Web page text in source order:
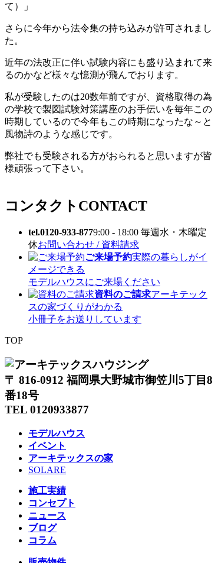
て）」
さらに今年から法令集の持ち込みが許可されまし
た。
近年の法改正に伴い試験内容にも盛り込まれて来
るのかなど様々な憶測が飛んでおります。
私が受験したのは20数年前ですが、資格取得の為
の学校で製図試験対策講座のお手伝いを毎年この
時期しているので今年もこの時期になったな～と
風物詩のような感じです。
弊社でも受験される方がおられると思いますが皆
様頑張って下さい。
コンタクト CONTACT
tel.0120-933-8779:00 - 18:00 毎週水・木曜定
休お問い合わせ / 資料請求
ご来場予約実際の暮らしがイ
メージできる
モデルハウスにご来場ください
資料のご請求アーキテック
スの家づくりがわかる
小冊子をお送りしています
TOP
〒 816-0912 福岡県大野城市御笠川5丁目8
番18号
TEL 0120933877
モデルハウス
イベント
アーキテックスの家
SOLARE
施工実績
コンセプト
ニュース
ブログ
コラム